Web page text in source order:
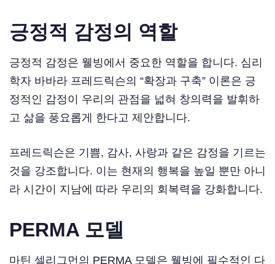
긍정적 감정의 역할
긍정적 감정은 웰빙에서 중요한 역할을 합니다. 심리
학자 바바라 프레드릭슨의 “확장과 구축” 이론은 긍
정적인 감정이 우리의 관점을 넓혀 창의력을 발휘하
고 삶을 풍요롭게 한다고 제안합니다.
프레드릭슨은 기쁨, 감사, 사랑과 같은 감정을 기르는
것을 강조합니다. 이는 현재의 행복을 높일 뿐만 아니
라 시간이 지남에 따라 우리의 회복력을 강화합니다.
PERMA 모델
마틴 셀리그먼의 PERMA 모델은 웰빙에 필수적인 다